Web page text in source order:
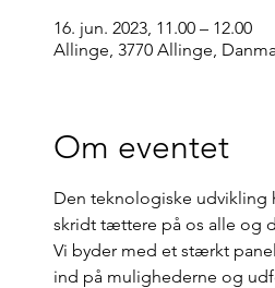
16. jun. 2023, 11.00 – 12.00
Allinge, 3770 Allinge,
Om eventet
Den teknologiske
skridt tættere på os alle og
Vi byder med et stærkt
ind på mulighederne og